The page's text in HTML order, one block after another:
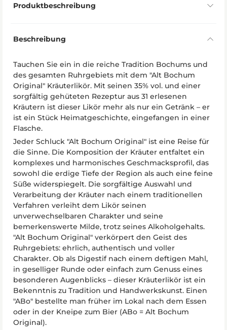
Produktbeschreibung
Beschreibung
Tauchen Sie ein in die reiche Tradition Bochums und
des gesamten Ruhrgebiets mit dem "Alt Bochum
Original" Kräuterlikör. Mit seinen 35% vol. und einer
sorgfältig gehüteten Rezeptur aus 31 erlesenen
Kräutern ist dieser Likör mehr als nur ein Getränk – er
ist ein Stück Heimatgeschichte, eingefangen in einer
Flasche.
Jeder Schluck "Alt Bochum Original" ist eine Reise für
die Sinne. Die Komposition der Kräuter entfaltet ein
komplexes und harmonisches Geschmacksprofil, das
sowohl die erdige Tiefe der Region als auch eine feine
Süße widerspiegelt. Die sorgfältige Auswahl und
Verarbeitung der Kräuter nach einem traditionellen
Verfahren verleiht dem Likör seinen
unverwechselbaren Charakter und seine
bemerkenswerte Milde, trotz seines Alkoholgehalts.
"Alt Bochum Original" verkörpert den Geist des
Ruhrgebiets: ehrlich, authentisch und voller
Charakter. Ob als Digestif nach einem deftigen Mahl,
in geselliger Runde oder einfach zum Genuss eines
besonderen Augenblicks – dieser Kräuterlikör ist ein
Bekenntnis zu Tradition und Handwerkskunst. Einen
"ABo" bestellte man früher im Lokal nach dem Essen
oder in der Kneipe zum Bier (ABo = Alt Bochum
Original).